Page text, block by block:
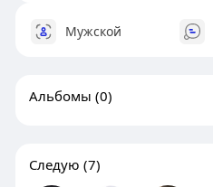
Мужской
Альбомы (0)
Следую (7)